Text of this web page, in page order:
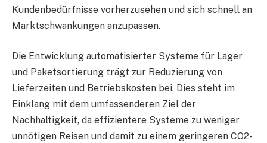
Kundenbedürfnisse vorherzusehen und sich schnell an
Marktschwankungen anzupassen.
Die Entwicklung automatisierter Systeme für Lager
und Paketsortierung trägt zur Reduzierung von
Lieferzeiten und Betriebskosten bei. Dies steht im
Einklang mit dem umfassenderen Ziel der
Nachhaltigkeit, da effizientere Systeme zu weniger
unnötigen Reisen und damit zu einem geringeren CO2-